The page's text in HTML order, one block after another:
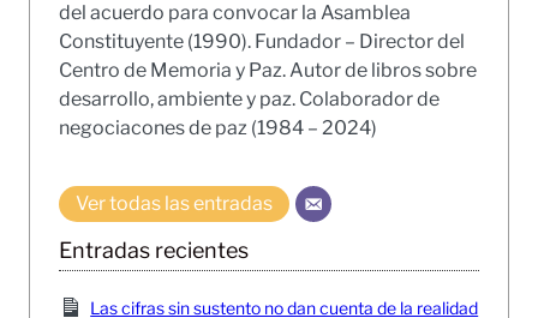
del acuerdo para convocar la Asamblea
Constituyente (1990). Fundador – Director del
Centro de Memoria y Paz. Autor de libros sobre
desarrollo, ambiente y paz. Colaborador de
negociacones de paz (1984 – 2024)
Ver todas las entradas
Entradas recientes
Las cifras sin sustento no dan cuenta de la realidad